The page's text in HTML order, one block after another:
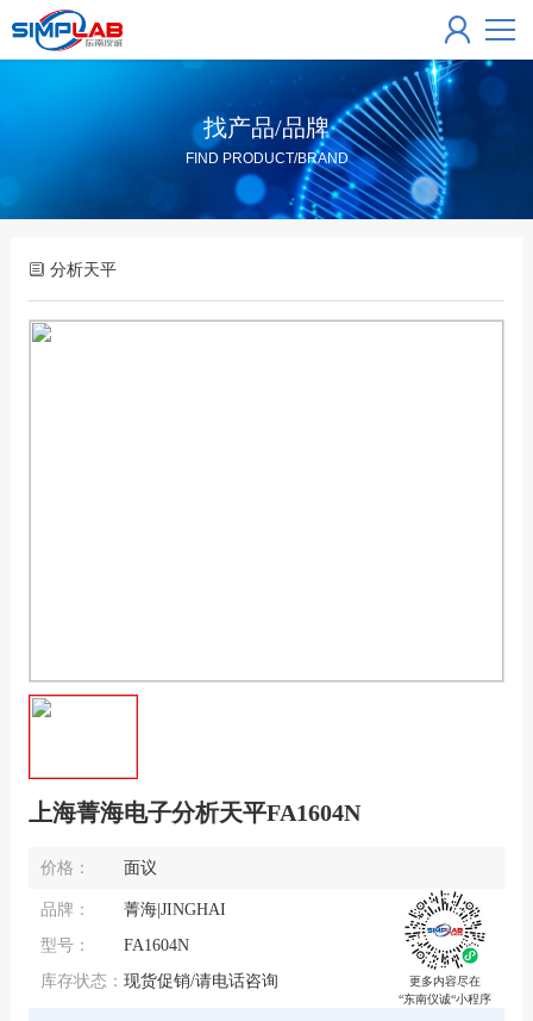
找产品/品牌
FIND PRODUCT/BRAND
分析天平
上海菁海电子分析天平FA1604N
价格： 面议
更多内容尽在
“东南仪诚“小程序
品牌：
菁海|JINGHAI
型号：
FA1604N
库存状态： 现货促销/请电话咨询